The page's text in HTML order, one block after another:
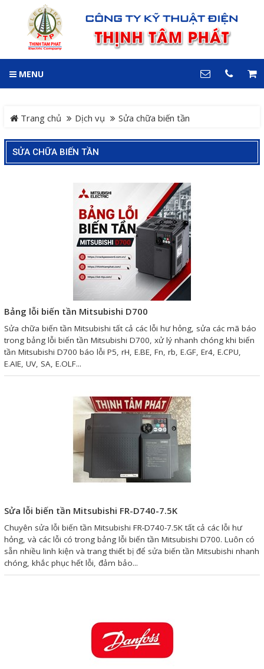
MENU
Trang chủ Dịch vụ Sửa chữa biến tần
SỬA CHỮA BIẾN TẦN
Bảng lỗi biến tần Mitsubishi D700
Sửa chữa biến tần Mitsubishi tất cả các lỗi hư hỏng, sửa các mã báo
trong bảng lỗi biến tần Mitsubishi D700, xử lý nhanh chóng khi biến
tần Mitsubishi D700 báo lỗi P5, rH, E.BE, Fn, rb, E.GF, Er4, E.CPU,
E.AIE, UV, SA, E.OLF...
Sửa lỗi biến tần Mitsubishi FR-D740-7.5K
Chuyên sửa lỗi biến tần Mitsubishi FR-D740-7.5K tất cả các lỗi hư
hỏng, và các lỗi có trong bảng lỗi biến tần Mitsubishi D700. Luôn có
sẵn nhiều linh kiện và trang thiết bị để sửa biến tần Mitsubishi nhanh
chóng, khắc phục hết lỗi, đảm bảo...
Trang chủ
Dự án
Hệ Thống Cảnh Báo An
Hệ thống điều khiển giám
sát và thu thập dữ liệu
Giải pháp quản lý bằng mã
Bảng LED điện tử
Bảng điện tử năng suất
Bảng Led hiển thị nhiệt độ
Đồng hồ thời gian thực
PLC - Bộ lập trình PLC
Máy tính công nghiệp
Motor Servo / Driver Servo
Cáp lập trình PLC - HMI -
truyền và lưu trữ dữ liệu
Thiết bị điều khiển và giám
GIỎ HÀNG
LIÊN HỆ
Hotline
Địa chỉ
Thành 3, P. Hiệp Thành, TP.
Thủ Dầu Một, Tỉnh Bình
Dương
Điện thoại
0909 199 102
COPYRIGHT 2018. ALL RIGHTS RESERVED